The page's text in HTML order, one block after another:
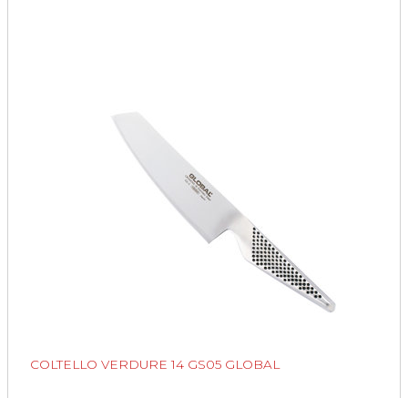
COLTELLO VERDURE 14 GS05 GLOBAL